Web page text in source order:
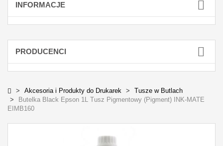
INFORMACJE
PRODUCENCI
Akcesoria i Produkty do Drukarek
Tusze w Butlach
Butelka Black Epson 1L Tusz Pigmentowy (Pigment) INK-MATE
EIMB160